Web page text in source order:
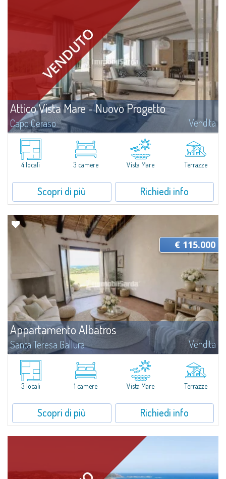
Attico Vista Mare - Nuovo Progetto
Capo Ceraso Vendita
​Un nuovo prestigiosissimo progetto di ristrutturazione e di accorpamento
di due distinte unità prevede la realizzazione di un quadrilocale con vista
mare in vendita immerso nei 16 ettari di parco naturale che...
4 locali
3 camere Vista Mare Terrazze
Scopri di più Richiedi info
Appartamento Albatros
Santa Teresa Gallura Vendita
Situato nella tranquilla area di Ruoni, nelle vicinanze di Santa Teresa
Gallura, questo bilocale essenziale e luminoso dispone di terrazzo
panoramico con vista mare, spazi funzionali e una funzionale cantina. Una...
€ 115.000
3 locali 1 camere Vista Mare Terrazze
Scopri di più Richiedi info